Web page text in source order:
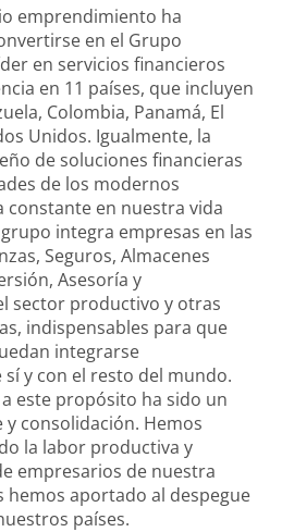
emprendimiento ha
en el Grupo
en servicios financieros
en 11 países, que incluyen
Colombia, Panamá, El
Unidos. Igualmente, la
de soluciones financieras
de los modernos
constante en nuestra vida
integra empresas en las
Seguros, Almacenes
Asesoría y
sector productivo y otras
indispensables para que
integrarse
y con el resto del mundo.
este propósito ha sido un
y consolidación. Hemos
la labor productiva y
empresarios de nuestra
hemos aportado al despegue
países.